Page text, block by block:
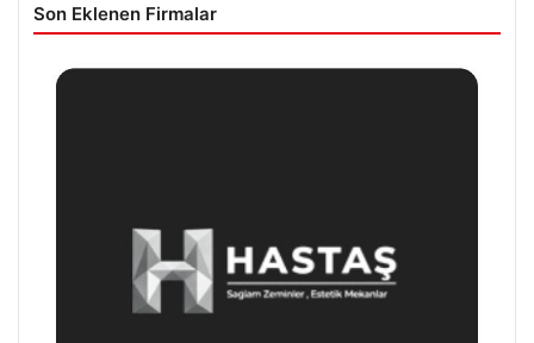
Son Eklenen Firmalar